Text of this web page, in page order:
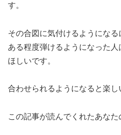
す。
その合図に気付けるようにな
ある程度弾けるようになった
ほしいです。
合わせられるようになると楽し
この記事が読んでくれたあなた